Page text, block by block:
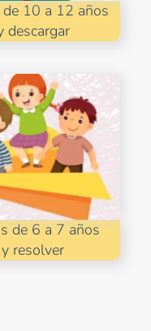
10 a 12 años
descargar
de 6 a 7 años
resolver